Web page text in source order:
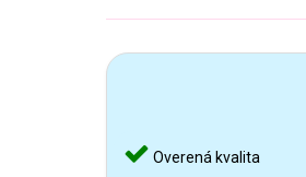
Overená kvalita